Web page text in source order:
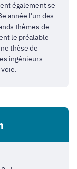
également se
année l'un des
thèmes de
le préalable
thèse de
ingénieurs